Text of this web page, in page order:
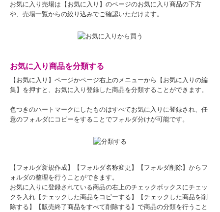
お気に入り売場は【お気に入り】のページのお気に入り商品の下方
や、売場一覧からの絞り込みでご確認いただけます。
お気に入り商品を分類する
【お気に入り】ページかページ右上のメニューから【お気に入りの編
集】を押すと、お気に入り登録した商品を分類することができます。
色つきのハートマークにしたものはすべてお気に入りに登録され、任
意のフォルダにコピーをすることでフォルダ分けが可能です。
【フォルダ新規作成】【フォルダ名称変更】【フォルダ削除】からフ
ォルダの整理を行うことができます。
お気に入りに登録されている商品の右上のチェックボックスにチェッ
クを入れ【チェックした商品をコピーする】【チェックした商品を削
除する】【販売終了商品をすべて削除する】で商品の分類を行うこと